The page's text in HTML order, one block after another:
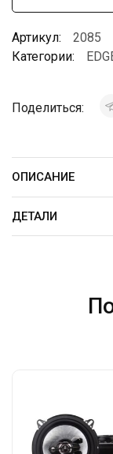
Артикул:
2085
Категории:
Поделиться:
ОПИСАНИЕ
ДЕТАЛИ